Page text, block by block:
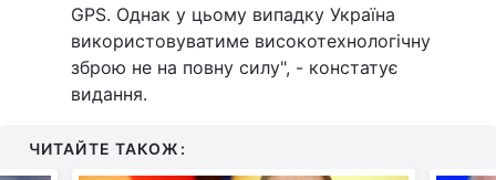
GPS. Однак у цьому випадку Україна
використовуватиме високотехнологічну
зброю не на повну силу", - констатує
видання.
ЧИТАЙТЕ ТАКОЖ: